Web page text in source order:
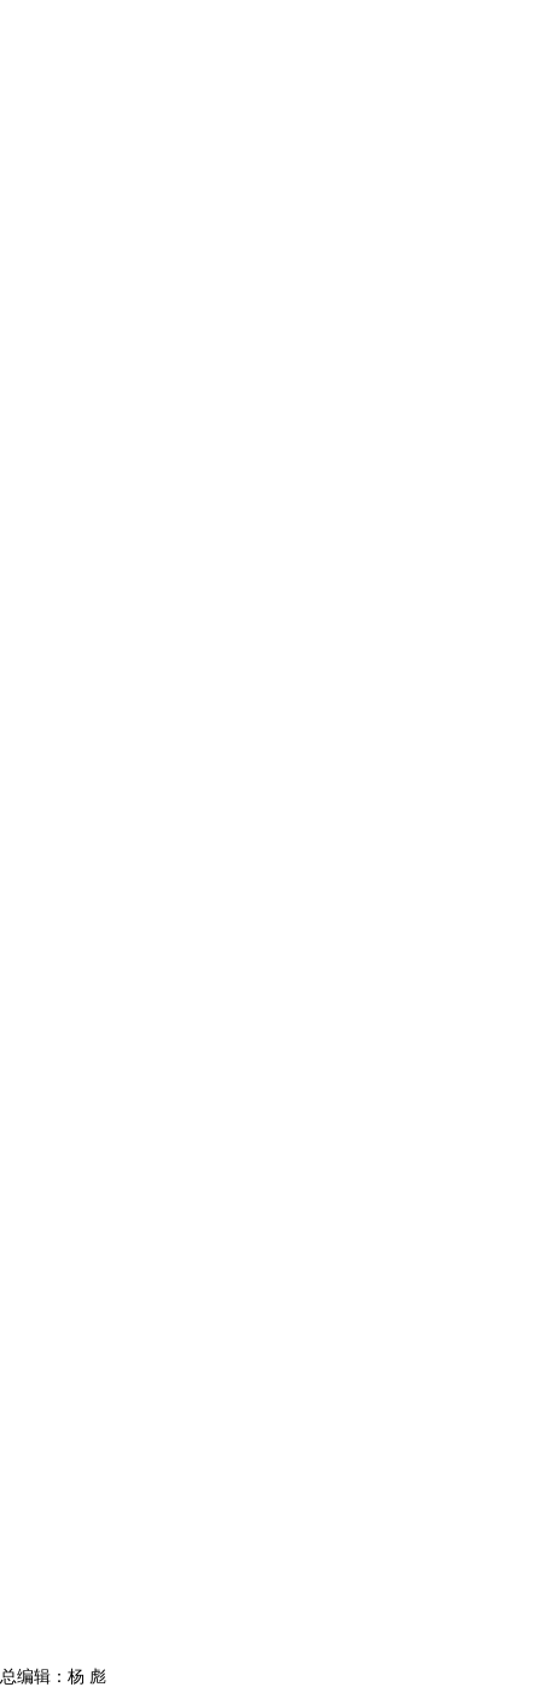
总编辑：杨 彪